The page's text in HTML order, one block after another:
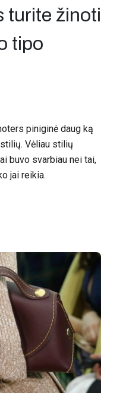
turite žinoti
tipo
piniginė daug ką
Vėliau stilių
buvo svarbiau nei tai,
jai reikia.